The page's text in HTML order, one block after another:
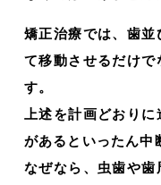
矯正治療では、歯
て移動させるだけ
す。
上述を計画どおり
があるといったん中
なぜなら、虫歯や